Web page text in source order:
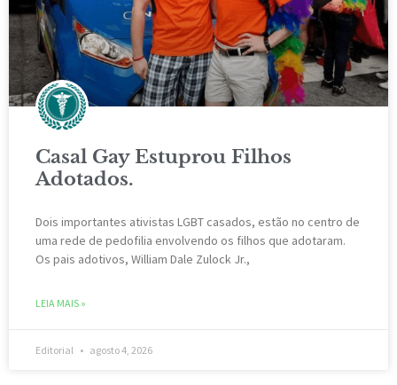
Casal Gay Estuprou Filhos
Adotados.
Dois importantes ativistas LGBT casados, estão ​​no centro de
uma rede de pedofilia envolvendo os filhos que adotaram.
Os pais adotivos, William Dale Zulock Jr.,
LEIA MAIS »
Editorial agosto 4, 2026